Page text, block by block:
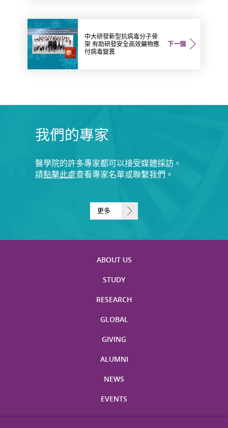
下一個
中大研發新型抗病毒分子骨
架 有助研發安全高效藥物應
付病毒變異
我們的專家
醫學院的許多專家都可以接受媒體採訪。
請點擊此處查看專家名單或聯繫我們。
更多
ABOUT US
STUDY
RESEARCH
GLOBAL
GIVING
ALUMNI
NEWS
EVENTS